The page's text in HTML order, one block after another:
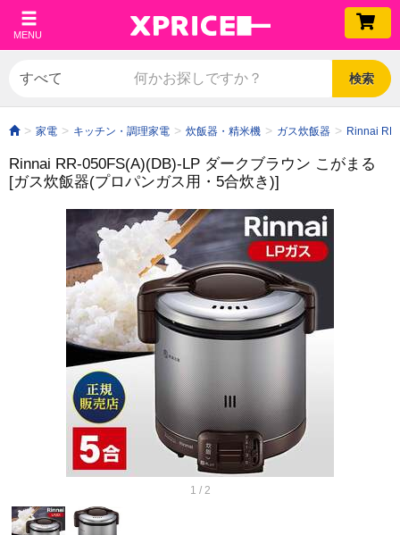
MENU
検索
家電 キッチン・調理家電 炊飯器・精米機 ガス炊飯器 Rinnai
Rinnai RR-050FS(A)(DB)-LP ダークブラウン こがまる
[ガス炊飯器(プロパンガス用・5合炊き)]
1 / 2